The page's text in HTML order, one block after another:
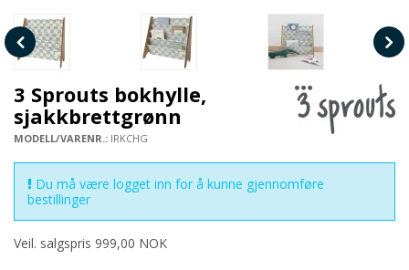
3 Sprouts bokhylle,
sjakkbrettgrønn
MODELL/VARENR.: IRKCHG
Du må være logget inn for å kunne gjennomføre
bestillinger
Veil. salgspris 999,00 NOK